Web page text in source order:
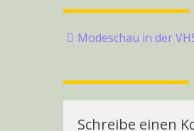
Beitragsnavigation
Modeschau in der
Schreibe einen